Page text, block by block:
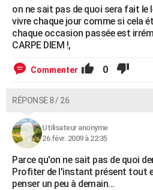
on ne sait pas de quoi sera fait le
vivre chaque jour comme si cela
chaque occasion passée est
CARPE DIEM !,
Commenter 0
RÉPONSE 8 / 26
Utilisateur anonyme
26 févr. 2009 à 22:35
Parce qu'on ne sait pas de quoi
Profiter de l'instant présent tout
penser un peu à demain...